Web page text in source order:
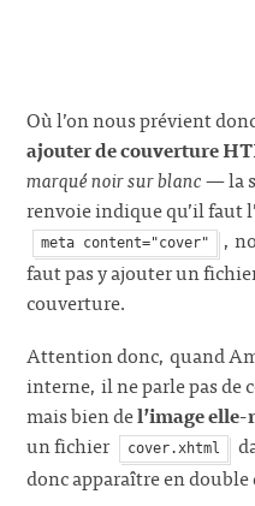
Où l’on nous prévient
ajouter de couverture
marqué noir sur blanc— la
renvoie indique qu’il faut
meta content="cover"
,
faut pas y ajouter un
couverture.
Attention donc, quand
interne, il ne parle pas de
mais bien del’image
un fichier
cover.xhtml
donc apparaître en